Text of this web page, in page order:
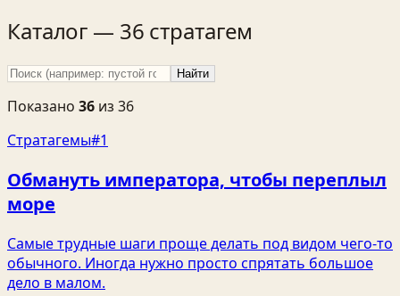
Каталог — 36 стратагем
Найти
Показано 36 из 36
Стратагемы#1
Обмануть императора, чтобы переплыл
море
Самые трудные шаги проще делать под видом чего-то
обычного. Иногда нужно просто спрятать большое
дело в малом.